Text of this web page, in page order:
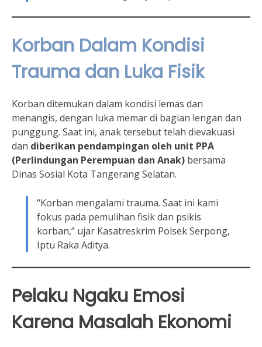
Korban Dalam Kondisi
Trauma dan Luka Fisik
Korban ditemukan dalam kondisi lemas dan
menangis, dengan luka memar di bagian lengan dan
punggung. Saat ini, anak tersebut telah dievakuasi
dan diberikan pendampingan oleh unit PPA
(Perlindungan Perempuan dan Anak) bersama
Dinas Sosial Kota Tangerang Selatan.
“Korban mengalami trauma. Saat ini kami
fokus pada pemulihan fisik dan psikis
korban,” ujar Kasatreskrim Polsek Serpong,
Iptu Raka Aditya.
Pelaku Ngaku Emosi
Karena Masalah Ekonomi